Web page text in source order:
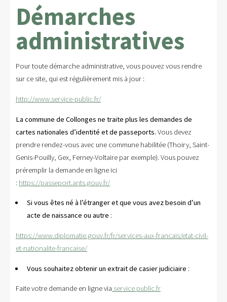
Démarches
administratives
Pour toute démarche administrative, vous pouvez vous rendre
sur ce site, qui est régulièrement mis à jour :
http://www.service-public.fr/
La commune de Collonges ne traite plus les demandes de
cartes nationales d’identité et de passeports. Vous devez
prendre rendez-vous avec une commune habilitée (Thoiry, Saint-
Genis-Pouilly, Gex, Ferney-Voltaire par exemple). Vous pouvez
préremplir la demande en ligne ici
: https://passeport.ants.gouv.fr/
Si vous êtes né à l’étranger et que vous avez besoin d’un
acte de naissance ou autre :
https://www.diplomatie.gouv.fr/fr/services-aux-francais/etat-civil-
et-nationalite-francaise/
Vous souhaitez obtenir un extrait de casier judiciaire :
Faite votre demande en ligne via service public.fr